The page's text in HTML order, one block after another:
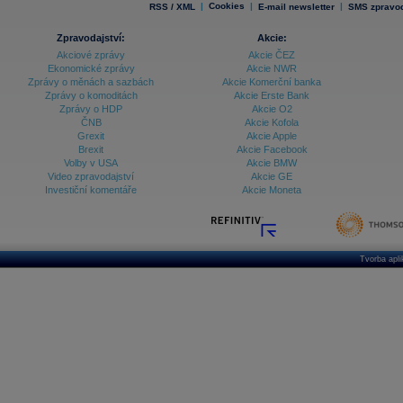
RSS / XML | Cookies | E-mail newsletter | SMS
Zpravodajství:
Akciové zprávy
Ekonomické zprávy
Zprávy o měnách a sazbách
Zprávy o komoditách
Zprávy o HDP
ČNB
Grexit
Brexit
Volby v USA
Video zpravodajství
Investiční komentáře
Akcie:
Akcie ČEZ
Akcie NWR
Akcie Komerční banka
Akcie Erste Bank
Akcie O2
Akcie Kofola
Akcie Apple
Akcie Facebook
Akcie BMW
Akcie GE
Akcie Moneta
Tvorba